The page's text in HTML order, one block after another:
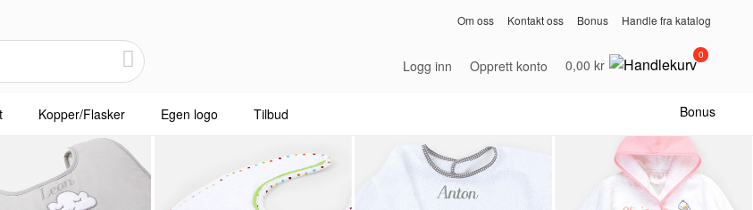
Om oss Kontakt oss Bonus Handle fra katalog
Logg inn Opprett konto 0,00 kr
0
Kopper/Flasker Egen logo Tilbud Bonus